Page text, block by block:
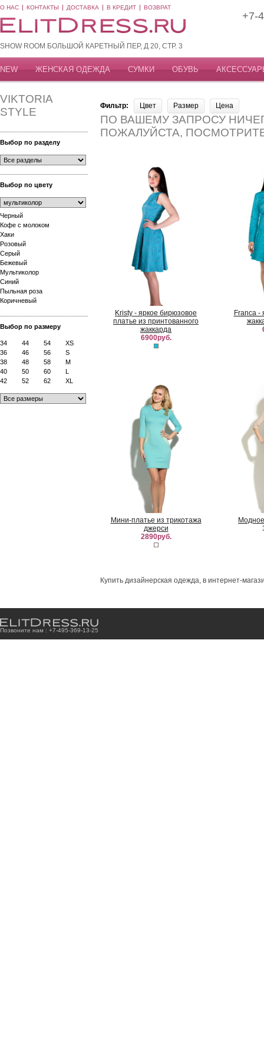
О НАС КОНТАКТЫ ДОСТАВКА В КРЕДИТ ВОЗВРАТ
SHOW ROOM БОЛЬШОЙ КАРЕТНЫЙ ПЕР, Д 20, СТР. 3
+7-
NEW ЖЕНСКАЯ ОДЕЖДА СУМКИ ОБУВЬ
VIKTORIA
STYLE
Выбор по разделу
Выбор по цвету
Черный
Кофе с молоком
Хаки
Розовый
Серый
Бежевый
Мультиколор
Синий
Пыльная роза
Коричневый
Выбор по размеру
34 44 54
XS
36
46 56
S
38
48 58
M
40
50 60
L
42
52 62 XL
Фильтр: Цвет Размер Цена
ПО ВАШЕМУ ЗАПРОСУ
ПОЖАЛУЙСТА,
Kristy - яркое бирюзовое
платье из принтованного
жаккарда
6900руб.
Franca -
Мини-платье из трикотажа
джерси
2890руб.
Купить дизайнерская одежда, в интернет-
Позвоните нам : +7-495-369-13-25